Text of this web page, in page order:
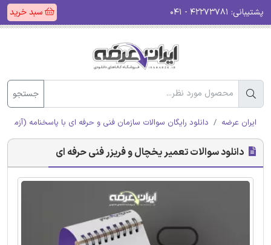
پشتیبانی: سبد خرید
جستجو
ایران عرضه دانلود رایگان سوالات سازمان فنی و حرفه ای با پاسخنامه (آزمون
دانلود سوالات تعمیر یخچال و فریزر فنی حرفه ای